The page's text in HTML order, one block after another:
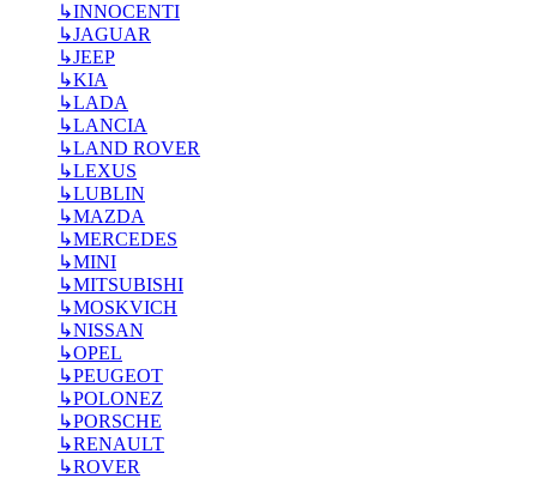
↳INNOCENTI
↳JAGUAR
↳JEEP
↳KIA
↳LADA
↳LANCIA
↳LAND ROVER
↳LEXUS
↳LUBLIN
↳MAZDA
↳MERCEDES
↳MINI
↳MITSUBISHI
↳MOSKVICH
↳NISSAN
↳OPEL
↳PEUGEOT
↳POLONEZ
↳PORSCHE
↳RENAULT
↳ROVER